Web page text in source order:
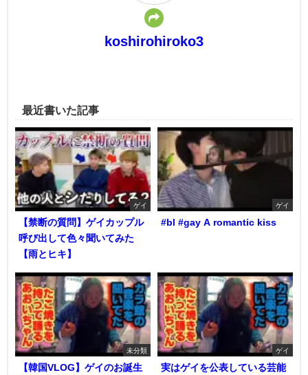
koshirohiroko3
最近書いた記事
ゲイ
【禁断の質問】ゲイカップル
呼び出して色々聞いてみた
【雨とヒキ】
ゲイ
#bl #gay A romantic kiss
未分類
【韓国VLOG】ゲイのお誕生
ゲイ
実はゲイを公表している芸能